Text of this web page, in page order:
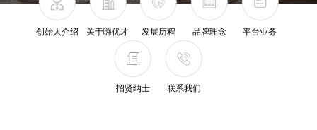
创始人介绍 关于嗨优才 发展历程 品牌理念 平台业务
招贤纳士 联系我们